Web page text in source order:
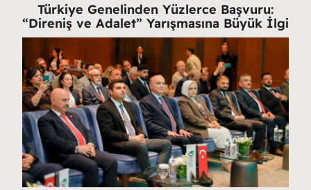
Türkiye Genelinden Yüzlerce Başvuru:
“Direniş ve Adalet” Yarışmasına Büyük İlgi